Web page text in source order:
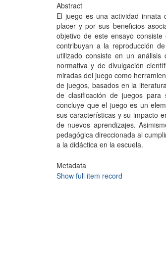
Abstract
El juego es una actividad
placer y por sus beneficios
objetivo de este ensayo
contribuyan a la reproducción
utilizado consiste en un análisis
normativa y de divulgación
miradas del juego como
de juegos, basados en la
de clasificación de juegos
concluye que el juego es un
sus características y su impacto
de nuevos aprendizajes.
pedagógica direccionada al
a la didáctica en la escuela.
Metadata
Show full item record